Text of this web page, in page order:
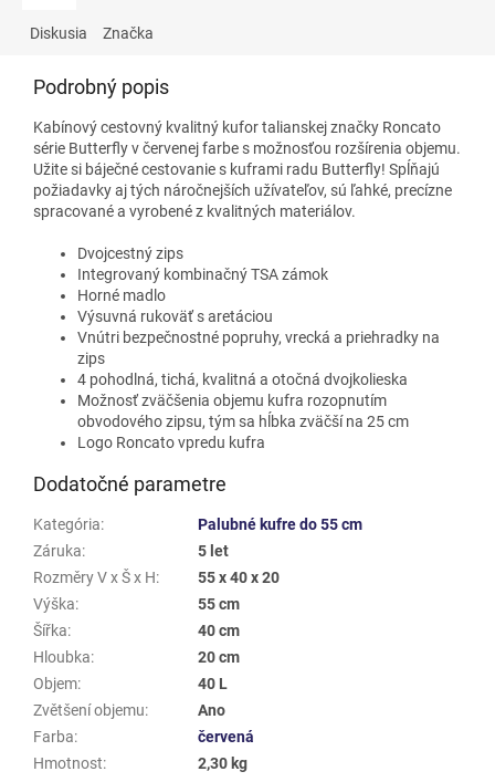
Diskusia Značka
Podrobný popis
Kabínový cestovný kvalitný kufor talianskej značky Roncato
série Butterfly v červenej farbe s možnosťou rozšírenia objemu.
Užite si báječné cestovanie s kuframi radu Butterfly! Spĺňajú
požiadavky aj tých náročnejších užívateľov, sú ľahké, precízne
spracované a vyrobené z kvalitných materiálov.
Dvojcestný zips
Integrovaný kombinačný TSA zámok
Horné madlo
Výsuvná rukoväť s aretáciou
Vnútri bezpečnostné popruhy, vrecká a priehradky na
zips
4 pohodlná, tichá, kvalitná a otočná dvojkolieska
Možnosť zväčšenia objemu kufra rozopnutím
obvodového zipsu, tým sa hĺbka zväčší na 25 cm
Logo Roncato vpredu kufra
Dodatočné parametre
Kategória:
Palubné kufre do 55 cm
Záruka:
5 let
Rozměry V x Š x H:
55 x 40 x 20
Výška:
55 cm
Šířka:
40 cm
Hloubka:
20 cm
Objem:
40 L
Zvětšení objemu:
Ano
Farba:
červená
Hmotnost:
2,30 kg